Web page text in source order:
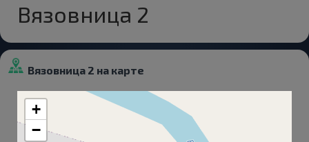
Вязовница 2
Вязовница 2 на карте
+
−